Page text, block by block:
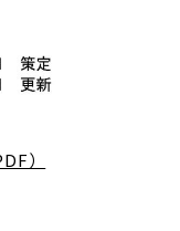
）